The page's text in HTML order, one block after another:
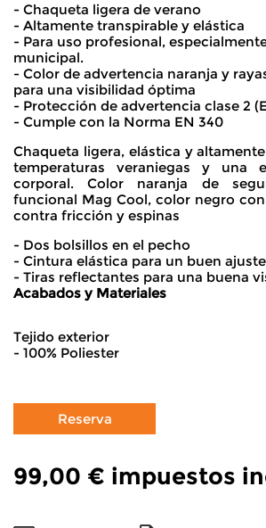
- Chaqueta ligera de verano
- Altamente transpirable y elástica
- Para uso profesional,
municipal.
- Color de advertencia naranja y
para una visibilidad óptima
- Protección de advertencia clase 2
- Cumple con la Norma EN 340
Chaqueta ligera, elástica y
temperaturas veraniegas y una
corporal. Color naranja de
funcional Mag Cool, color negro
contra fricción y espinas
- Dos bolsillos en el pecho
- Cintura elástica para un buen ajuste
- Tiras reflectantes para una buena
Acabados y Materiales
Tejido exterior
- 100% Poliester
99,00 € impuestos